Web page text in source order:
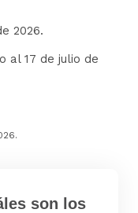
2026.
al 17 de julio de
son los